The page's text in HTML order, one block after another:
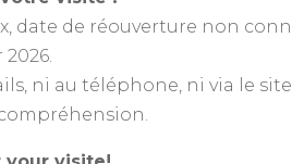
the midst of the
environment; with
date de réouverture non
ni au téléphone, ni via le